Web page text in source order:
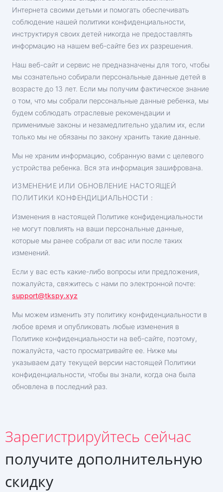
Интернета своими детьми и помогать обеспечивать
соблюдение нашей политики конфиденциальности,
инструктируя своих детей никогда не предоставлять
информацию на нашем веб-сайте без их разрешения.
Наш веб-сайт и сервис не предназначены для того, чтобы
мы сознательно собирали персональные данные детей в
возрасте до 13 лет. Если мы получим фактическое знание
о том, что мы собрали персональные данные ребенка, мы
будем соблюдать отраслевые рекомендации и
применимые законы и незамедлительно удалим их, если
только мы не обязаны по закону хранить такие данные.
Мы не храним информацию, собранную вами с целевого
устройства ребенка. Вся эта информация зашифрована.
ИЗМЕНЕНИЕ ИЛИ ОБНОВЛЕНИЕ НАСТОЯЩЕЙ
ПОЛИТИКИ КОНФЕНДИЦИАЛЬНОСТИ :
Изменения в настоящей Политике конфиденциальности
не могут повлиять на ваши персональные данные,
которые мы ранее собрали от вас или после таких
изменений.
Если у вас есть какие-либо вопросы или предложения,
пожалуйста, свяжитесь с нами по электронной почте:
support@tkspy.xyz
Мы можем изменить эту политику конфиденциальности в
любое время и опубликовать любые изменения в
Политике конфиденциальности на веб-сайте, поэтому,
пожалуйста, часто просматривайте ее. Ниже мы
указываем дату текущей версии настоящей Политики
конфиденциальности, чтобы вы знали, когда она была
обновлена в последний раз.
Зарегистрируйтесь сейчас
получите дополнительную
скидку